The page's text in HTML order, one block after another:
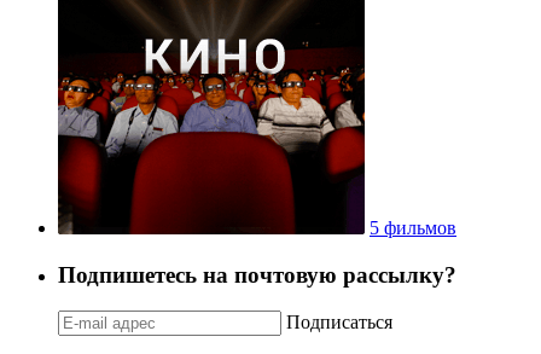
5 фильмов
Подпишетесь на почтовую рассылку?
Подписаться